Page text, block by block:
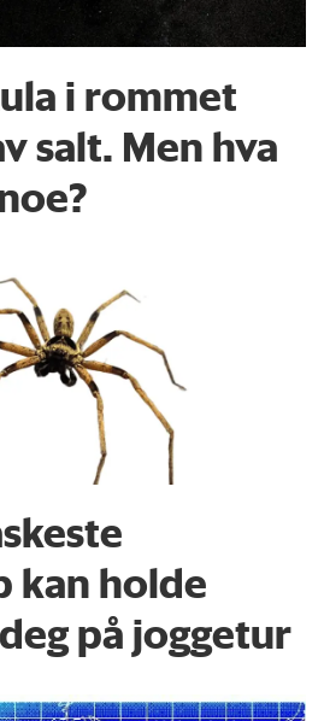
i rommet
salt. Men hva
kan holde
på joggetur